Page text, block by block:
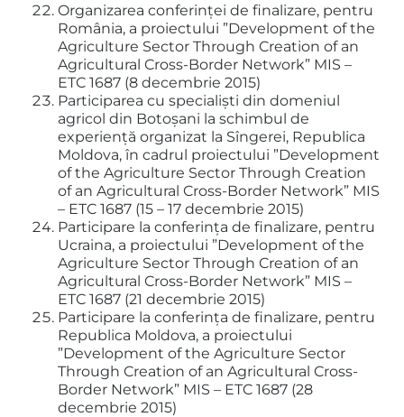
Organizarea conferinței de finalizare, pentru
România, a proiectului ”Development of the
Agriculture Sector Through Creation of an
Agricultural Cross-Border Network” MIS –
ETC 1687 (8 decembrie 2015)
Participarea cu specialiști din domeniul
agricol din Botoșani la schimbul de
experiență organizat la Sîngerei, Republica
Moldova, în cadrul proiectului ”Development
of the Agriculture Sector Through Creation
of an Agricultural Cross-Border Network” MIS
– ETC 1687 (15 – 17 decembrie 2015)
Participare la conferința de finalizare, pentru
Ucraina, a proiectului ”Development of the
Agriculture Sector Through Creation of an
Agricultural Cross-Border Network” MIS –
ETC 1687 (21 decembrie 2015)
Participare la conferința de finalizare, pentru
Republica Moldova, a proiectului
”Development of the Agriculture Sector
Through Creation of an Agricultural Cross-
Border Network” MIS – ETC 1687 (28
decembrie 2015)